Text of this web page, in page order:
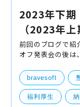
2023年下期
（2023年上
前回のブログで紹
オフ発表会の後は
2023年下期キック
ち
bravesoft
福利厚生